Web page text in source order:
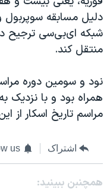
دلیل مسابقه سوپربول
شبکه ای‌بی‌سی ترجیح
منتقل کند.
نود و سومین دوره
همراه بود و با نزدیک
مراسم تاریخ اسکار
اشتراک us
همچنبن ببینید: